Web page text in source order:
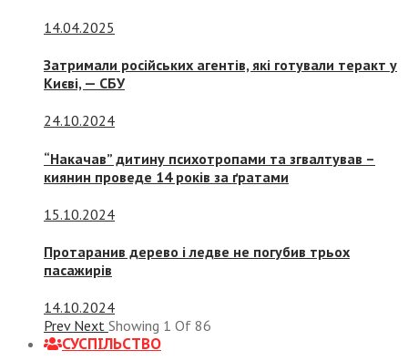
14.04.2025
Затримали російських агентів, які готували теракт у
Києві, — СБУ
24.10.2024
“Накачав” дитину психотропами та згвалтував –
киянин проведе 14 років за ґратами
15.10.2024
Протаранив дерево і ледве не погубив трьох
пасажирів
14.10.2024
Prev Next Showing 1 Of 86
СУСПIЛЬСТВО